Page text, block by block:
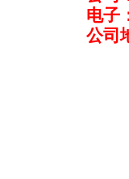
电子
公司